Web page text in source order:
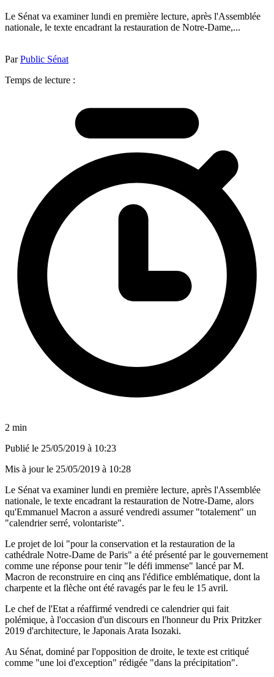
Le Sénat va examiner lundi en première lecture, après l'Assemblée
nationale, le texte encadrant la restauration de Notre-Dame,...
ParPublic Sénat
Temps de lecture :
2 min
Publié le 25/05/2019 à 10:23
Mis à jour le 25/05/2019 à 10:28
Le Sénat va examiner lundi en première lecture, après l'Assemblée
nationale, le texte encadrant la restauration de Notre-Dame, alors
qu'Emmanuel Macron a assuré vendredi assumer "totalement" un
"calendrier serré, volontariste".
Le projet de loi "pour la conservation et la restauration de la
cathédrale Notre-Dame de Paris" a été présenté par le gouvernement
comme une réponse pour tenir "le défi immense" lancé par M.
Macron de reconstruire en cinq ans l'édifice emblématique, dont la
charpente et la flèche ont été ravagés par le feu le 15 avril.
Le chef de l'Etat a réaffirmé vendredi ce calendrier qui fait
polémique, à l'occasion d'un discours en l'honneur du Prix Pritzker
2019 d'architecture, le Japonais Arata Isozaki.
Au Sénat, dominé par l'opposition de droite, le texte est critiqué
comme "une loi d'exception" rédigée "dans la précipitation".